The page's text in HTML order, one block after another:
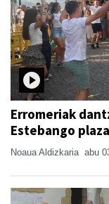
Erromeriak
Estebango
Noaua Aldizkaria abu